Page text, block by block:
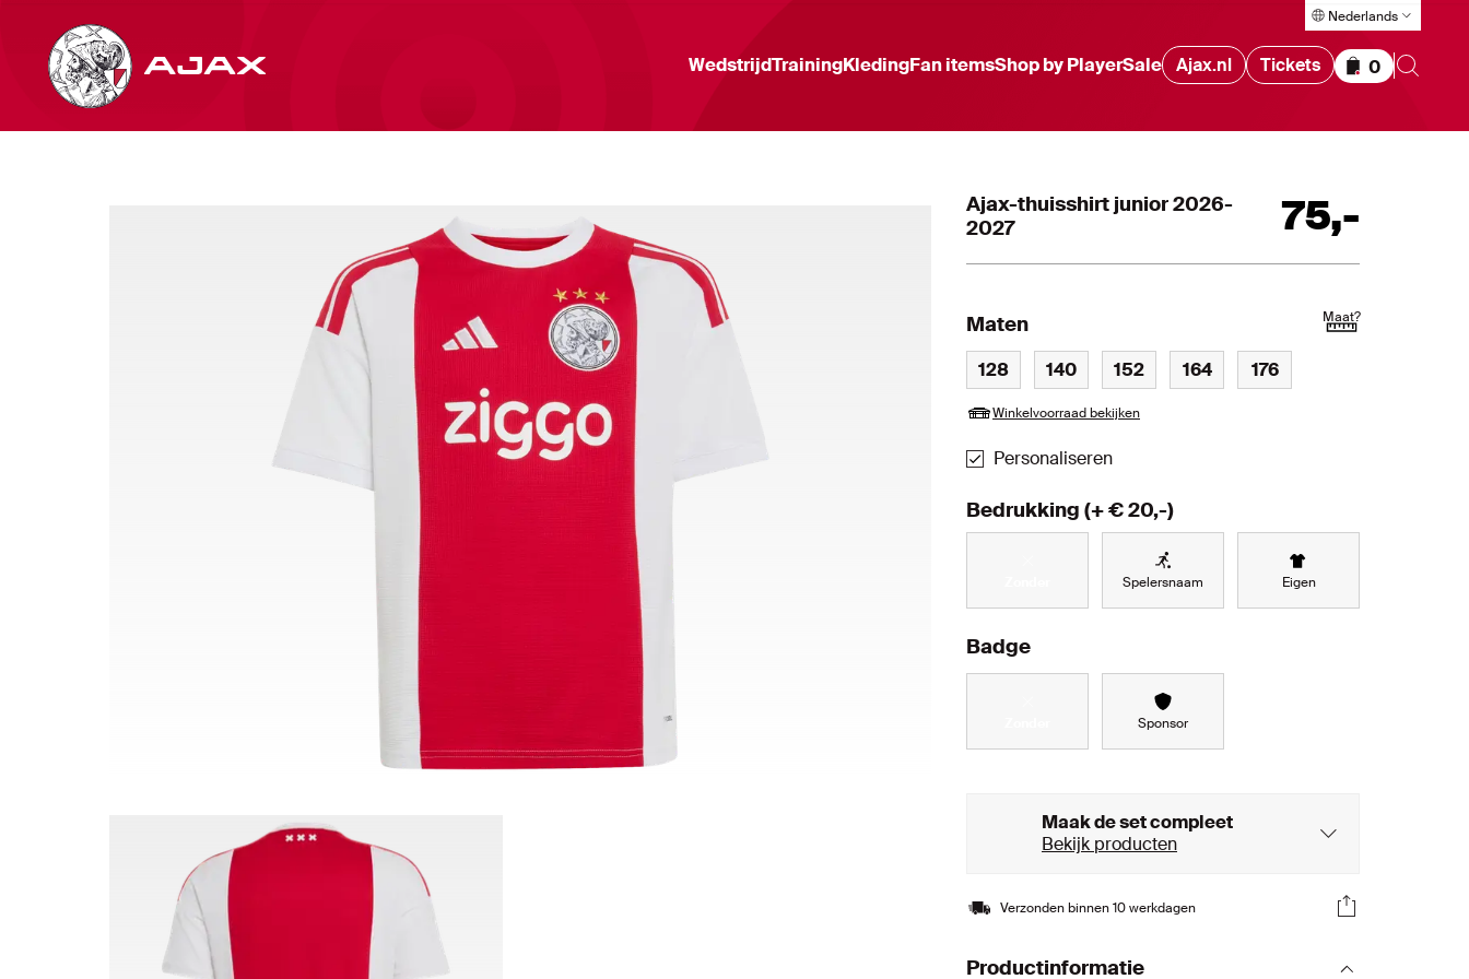
WedstrijdTrainingKledingFan itemsShop by PlayerSale Ajax.nl Tickets Items in
0
Nederlands
Ajax-thuisshirt junior 2026-
2027
75,-
Maten Maat?
128 140 152 164 176
Winkelvoorraad bekijken
Personaliseren
Bedrukking (+ €20,-)
Spelersnaam Eigen
Badge
Sponsor
Maak de set compleet
Bekijk producten
Verzonden binnen 10 werkdagen
Productinformatie